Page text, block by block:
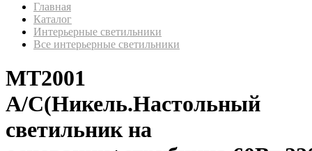
Главная
Каталог
Интерьерные светильники
Все интерьерные светильники
MT2001
A/C(Никель.Настольный
светильник на